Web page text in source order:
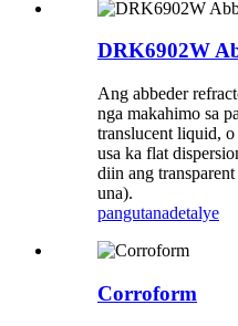
DRK6902W
Ang abbeder
nga makahimo sa
translucent liquid,
usa ka flat
diin ang
una).
pangutanadetalye
Corroform